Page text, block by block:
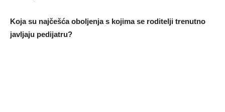
Koja su najčešća obolјenja s kojima se roditelјi trenutno
javlјaju pedijatru?